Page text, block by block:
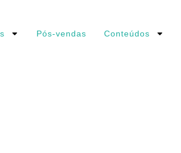
Pós-vendas Conteúdos